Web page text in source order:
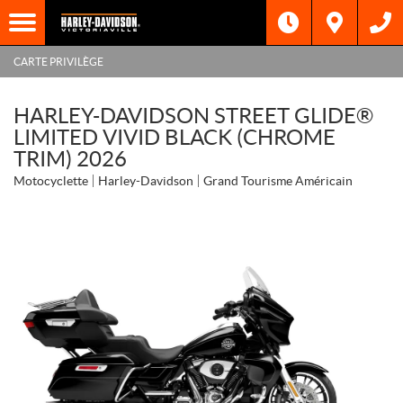
CARTE PRIVILÈGE
HARLEY-DAVIDSON STREET GLIDE®
LIMITED VIVID BLACK (CHROME
TRIM) 2026
Motocyclette Harley-Davidson Grand Tourisme Américain